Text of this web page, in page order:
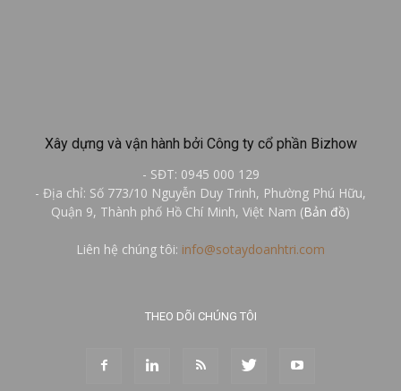
Xây dựng và vận hành bởi Công ty cổ phần Bizhow
- SĐT: 0945 000 129
- Địa chỉ: Số 773/10 Nguyễn Duy Trinh, Phường Phú Hữu,
Quận 9, Thành phố Hồ Chí Minh, Việt Nam (Bản đồ)
Liên hệ chúng tôi: info@sotaydoanhtri.com
THEO DÕI CHÚNG TÔI